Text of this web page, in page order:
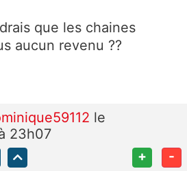
que les chaines
aucun revenu ??
le
23h07
+ -